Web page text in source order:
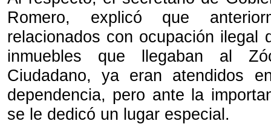
Romero, explicó que
relacionados con ocupación ilegal
inmuebles que llegaban al
Ciudadano, ya eran atendidos
dependencia, pero ante la
se le dedicó un lugar especial.